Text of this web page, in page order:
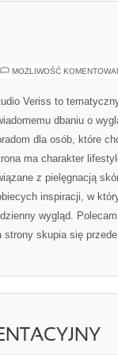
MOŻLIWOŚĆ
Veriss to
dbaniu o
dla osób, które
ma charakter
z pielęgnacją
inspiracji, w
wygląd.
skupia się